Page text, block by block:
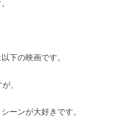
下の映画です。
、
ーンが大好きです。